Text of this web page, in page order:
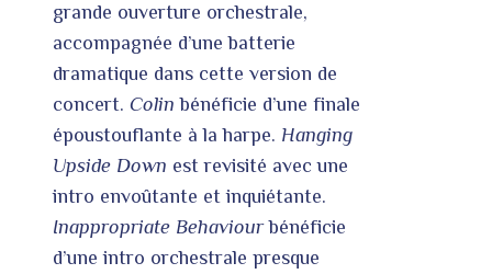
grande ouverture orchestrale,
accompagnée d’une batterie
dramatique dans cette version de
concert. Colin bénéficie d’une finale
époustouflante à la harpe. Hanging
Upside Down est revisité avec une
intro envoûtante et inquiétante.
Inappropriate Behaviourbénéficie
d’une intro orchestrale presque